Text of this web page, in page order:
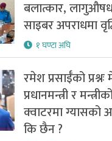
बलात्कार,
साइबर अपराधमा
१ घण्टा अघि
रमेश प्रसाईँको प्रश्नः
प्रधानमन्त्री र
क्वाटरमा ग्यासको
कि छैन ?